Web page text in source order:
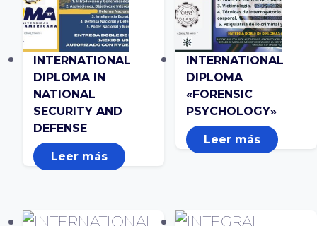
INTERNATIONAL
DIPLOMA IN
NATIONAL
SECURITY AND
DEFENSE
Leer más
INTERNATIONAL
DIPLOMA
«FORENSIC
PSYCHOLOGY»
Leer más